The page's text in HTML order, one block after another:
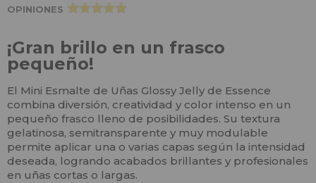
OPINIONES >
¡Gran brillo en un frasco
pequeño!
El Mini Esmalte de Uñas Glossy Jelly de Essence
combina diversión, creatividad y color intenso en un
pequeño frasco lleno de posibilidades. Su textura
gelatinosa, semitransparente y muy modulable
permite aplicar una o varias capas según la intensidad
deseada, logrando acabados brillantes y profesionales
en uñas cortas o largas.